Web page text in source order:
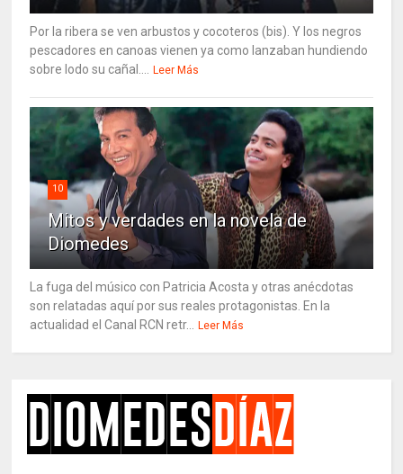
Por la ribera se ven arbustos y cocoteros (bis). Y los negros
pescadores en canoas vienen ya como lanzaban hundiendo
sobre lodo su cañal....
Leer Más
10
Mitos y verdades en la novela de
Diomedes
La fuga del músico con Patricia Acosta y otras anécdotas
son relatadas aquí por sus reales protagonistas. En la
actualidad el Canal RCN retr...
Leer Más